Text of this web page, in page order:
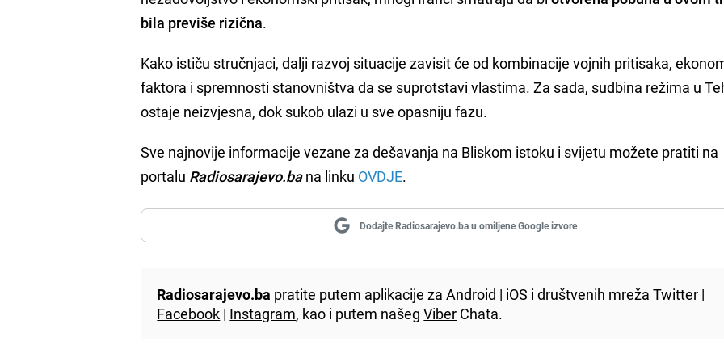
bila previše rizična.
Kako ističu stručnjaci, dalji razvoj situacije zavisit će od kombinacije vojnih pritisaka,
faktora i spremnosti stanovništva da se suprotstavi vlastima. Za sada, sudbina režima u
ostaje neizvjesna, dok sukob ulazi u sve opasniju fazu.
Sve najnovije informacije vezane za dešavanja na Bliskom istoku i svijetu možete pratiti na
portalu Radiosarajevo.bana linku OVDJE.
Dodajte Radiosarajevo.ba u omiljene Google izvore
Radiosarajevo.ba pratite putem aplikacije zaAndroid | iOS i društvenih mrežaTwitter |
Facebook | Instagram, kao i putem našegViber Chata.